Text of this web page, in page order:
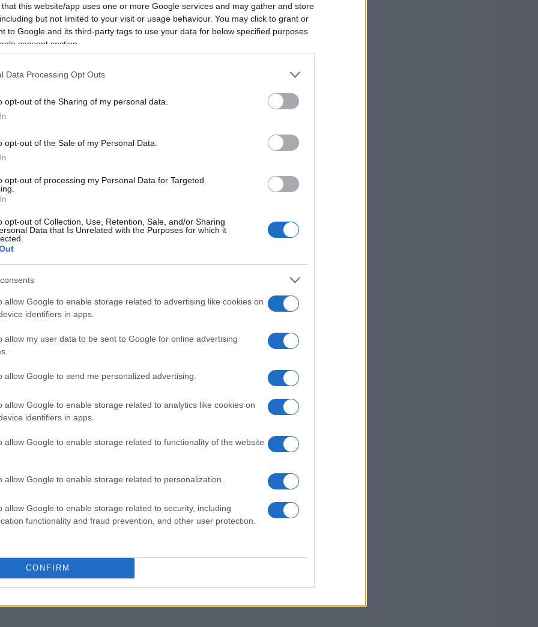
that this website/app uses one or more Google services and may gather and store
but not limited to your visit or usage behaviour. You may click to grant or
to Google and its third-party tags to use your data for below specified purposes
consent section.
Data Processing Opt Outs
opt-out of the Sharing of my personal data.
opt-out of the Sale of my Personal Data.
opt-out of processing my Personal Data for Targeted
opt-out of Collection, Use, Retention, Sale, and/or Sharing
Data that Is Unrelated with the Purposes for which it
allow Google to enable storage related to advertising like cookies on
identifiers in apps.
allow my user data to be sent to Google for online advertising
allow Google to send me personalized advertising.
allow Google to enable storage related to analytics like cookies on
identifiers in apps.
allow Google to enable storage related to functionality of the website
allow Google to enable storage related to personalization.
allow Google to enable storage related to security, including
functionality and fraud prevention, and other user protection.
CONFIRM
dalla famiglia attraverso i social media,
pubblica per permettere ai fan di rendere
si sono radunate davanti alla sua casa,
il suo soprannome. In una grande piazza nel
le sue canzoni più celebri, piangendo e
libertà
gioventù argentina durante la transizione dalla
’80. Con i Redondos, ha creato un suono
ballabili e testi criptici, diventando la voce di
mercato del presidente
a sfidare lo status quo con la loro
mantenere la loro indipendenza artistica.